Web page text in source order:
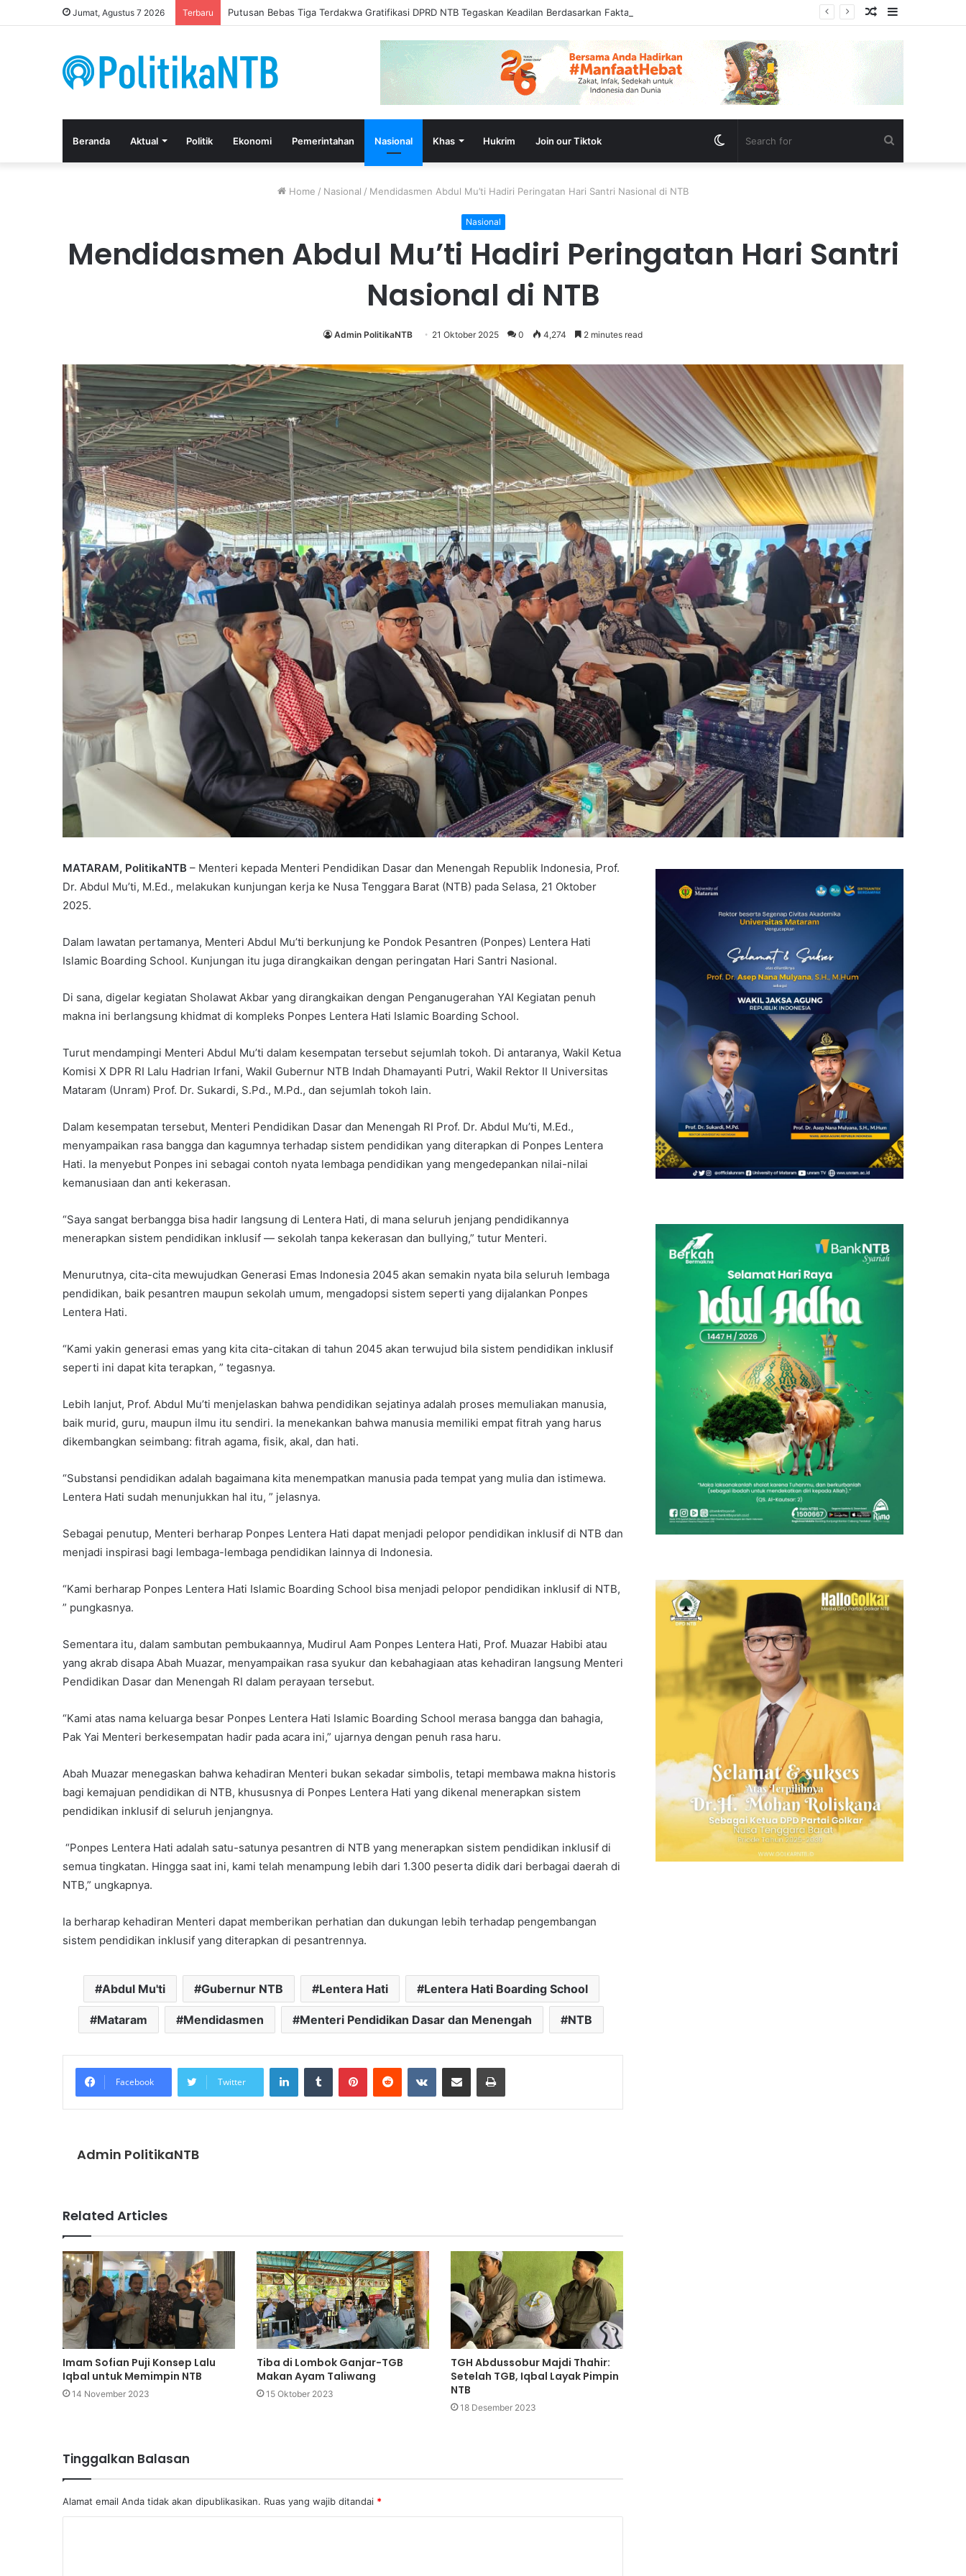
Jumat, Agustus 7 2026 Terbaru Putusan Bebas Tiga Terdakwa Gratifikasi DPRD NTB Tegaskan Keadilan Berdasarkan Fakta Persidangan Sidebar
Random
Beranda Aktual Politik Ekonomi Pemerintahan Nasional Khas Hukrim Join our Tiktok Switch
Home / Nasional / Mendidasmen Abdul Mu’ti Hadiri Peringatan Hari Santri Nasional di NTB
Nasional
Mendidasmen Abdul Mu’ti Hadiri Peringatan Hari Santri
Nasional di NTB
Admin PolitikaNTB 21 Oktober 2025 0 4,274 2 minutes read
MATARAM, PolitikaNTB – Menteri kepada Menteri Pendidikan Dasar dan Menengah Republik Indonesia, Prof.
Dr. Abdul Mu’ti, M.Ed., melakukan kunjungan kerja ke Nusa Tenggara Barat (NTB) pada Selasa, 21 Oktober
2025.
Dalam lawatan pertamanya, Menteri Abdul Mu’ti berkunjung ke Pondok Pesantren (Ponpes) Lentera Hati
Islamic Boarding School. Kunjungan itu juga dirangkaikan dengan peringatan Hari Santri Nasional.
Di sana, digelar kegiatan Sholawat Akbar yang dirangkaikan dengan Penganugerahan YAI Kegiatan penuh
makna ini berlangsung khidmat di kompleks Ponpes Lentera Hati Islamic Boarding School.
Turut mendampingi Menteri Abdul Mu’ti dalam kesempatan tersebut sejumlah tokoh. Di antaranya, Wakil Ketua
Komisi X DPR RI Lalu Hadrian Irfani, Wakil Gubernur NTB Indah Dhamayanti Putri, Wakil Rektor II Universitas
Mataram (Unram) Prof. Dr. Sukardi, S.Pd., M.Pd., dan sejumlah tokoh lain.
Dalam kesempatan tersebut, Menteri Pendidikan Dasar dan Menengah RI Prof. Dr. Abdul Mu’ti, M.Ed.,
menyampaikan rasa bangga dan kagumnya terhadap sistem pendidikan yang diterapkan di Ponpes Lentera
Hati. Ia menyebut Ponpes ini sebagai contoh nyata lembaga pendidikan yang mengedepankan nilai-nilai
kemanusiaan dan anti kekerasan.
“Saya sangat berbangga bisa hadir langsung di Lentera Hati, di mana seluruh jenjang pendidikannya
menerapkan sistem pendidikan inklusif — sekolah tanpa kekerasan dan bullying,” tutur Menteri.
Menurutnya, cita-cita mewujudkan Generasi Emas Indonesia 2045 akan semakin nyata bila seluruh lembaga
pendidikan, baik pesantren maupun sekolah umum, mengadopsi sistem seperti yang dijalankan Ponpes
Lentera Hati.
“Kami yakin generasi emas yang kita cita-citakan di tahun 2045 akan terwujud bila sistem pendidikan inklusif
seperti ini dapat kita terapkan, ” tegasnya.
Lebih lanjut, Prof. Abdul Mu’ti menjelaskan bahwa pendidikan sejatinya adalah proses memuliakan manusia,
baik murid, guru, maupun ilmu itu sendiri. Ia menekankan bahwa manusia memiliki empat fitrah yang harus
dikembangkan seimbang: fitrah agama, fisik, akal, dan hati.
“Substansi pendidikan adalah bagaimana kita menempatkan manusia pada tempat yang mulia dan istimewa.
Lentera Hati sudah menunjukkan hal itu, ” jelasnya.
Sebagai penutup, Menteri berharap Ponpes Lentera Hati dapat menjadi pelopor pendidikan inklusif di NTB dan
menjadi inspirasi bagi lembaga-lembaga pendidikan lainnya di Indonesia.
“Kami berharap Ponpes Lentera Hati Islamic Boarding School bisa menjadi pelopor pendidikan inklusif di NTB,
” pungkasnya.
Sementara itu, dalam sambutan pembukaannya, Mudirul Aam Ponpes Lentera Hati, Prof. Muazar Habibi atau
yang akrab disapa Abah Muazar, menyampaikan rasa syukur dan kebahagiaan atas kehadiran langsung Menteri
Pendidikan Dasar dan Menengah RI dalam perayaan tersebut.
“Kami atas nama keluarga besar Ponpes Lentera Hati Islamic Boarding School merasa bangga dan bahagia,
Pak Yai Menteri berkesempatan hadir pada acara ini,” ujarnya dengan penuh rasa haru.
Abah Muazar menegaskan bahwa kehadiran Menteri bukan sekadar simbolis, tetapi membawa makna historis
bagi kemajuan pendidikan di NTB, khususnya di Ponpes Lentera Hati yang dikenal menerapkan sistem
pendidikan inklusif di seluruh jenjangnya.
“Ponpes Lentera Hati adalah satu-satunya pesantren di NTB yang menerapkan sistem pendidikan inklusif di
semua tingkatan. Hingga saat ini, kami telah menampung lebih dari 1.300 peserta didik dari berbagai daerah di
NTB,” ungkapnya.
Ia berharap kehadiran Menteri dapat memberikan perhatian dan dukungan lebih terhadap pengembangan
sistem pendidikan inklusif yang diterapkan di pesantrennya.
Abdul Mu'ti Gubernur NTB Lentera Hati Lentera Hati Boarding School
Mataram Mendidasmen Menteri Pendidikan Dasar dan Menengah NTB
Facebook Twitter
LinkedInTumblr PinterestReddit VKontakteShare via Email Print
Admin PolitikaNTB
Related Articles
Imam Sofian Puji Konsep Lalu
Iqbal untuk Memimpin NTB
14 November 2023
Tiba di Lombok Ganjar-TGB
Makan Ayam Taliwang
15 Oktober 2023
TGH Abdussobur Majdi Thahir:
Setelah TGB, Iqbal Layak Pimpin
NTB
18 Desember 2023
Tinggalkan Balasan
Alamat email Anda tidak akan dipublikasikan. Ruas yang wajib ditandai *